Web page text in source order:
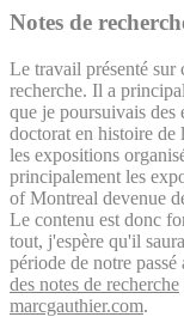
Notes de
Le travail présenté sur
recherche. Il a
que je poursuivais des
doctorat en histoire de
les expositions
principalement les
of Montreal devenue
Le contenu est donc
tout, j'espère qu'il
période de notre
des notes de recherche
marcgauthier.com.